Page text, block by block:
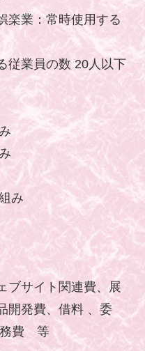
楽業：常時使用する
従業員の数 20人以下
み
ブサイト関連費、展
開発費、借料 、委
務費 等